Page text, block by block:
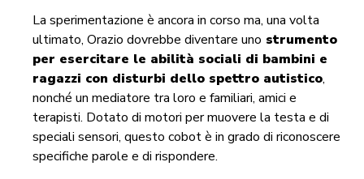
La sperimentazione è ancora in corso ma, una volta
ultimato, Orazio dovrebbe diventare uno strumento
per esercitare le abilità sociali di bambini e
ragazzi con disturbi dello spettro autistico,
nonché un mediatore tra loro e familiari, amici e
terapisti. Dotato di motori per muovere la testa e di
speciali sensori, questo cobot è in grado di riconoscere
specifiche parole e di rispondere.